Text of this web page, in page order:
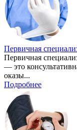
Первичная
Первичная
— это
оказы...
Подробнее